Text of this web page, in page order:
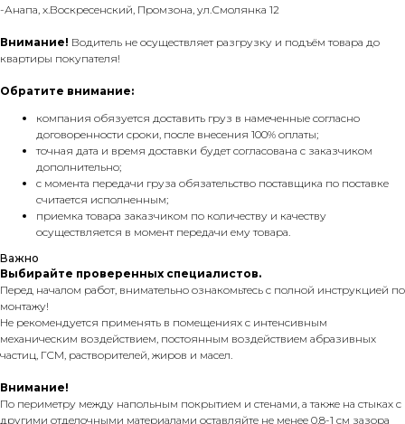
-Анапа, х.Воскресенский, Промзона, ул.Смолянка 12
Внимание! Водитель не осуществляет разгрузку и подъём товара до
квартиры покупателя!
Обратите внимание:
компания обязуется доставить груз в намеченные согласно
договоренности сроки, после внесения 100% оплаты;
точная дата и время доставки будет согласована с заказчиком
дополнительно;
с момента передачи груза обязательство поставщика по поставке
считается исполненным;
приемка товара заказчиком по количеству и качеству
осуществляется в момент передачи ему товара.
Важно
Выбирайте проверенных специалистов.
Перед началом работ, внимательно ознакомьтесь с полной инструкцией по
монтажу!
Не рекомендуется применять в помещениях с интенсивным
механическим воздействием, постоянным воздействием абразивных
частиц, ГСМ, растворителей, жиров и масел.
Внимание!
По периметру между напольным покрытием и стенами, а также на стыках с
другими отделочными материалами оставляйте не менее 0,8-1 см зазора